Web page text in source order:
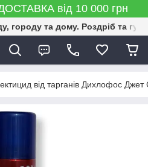
від 10 000 грн
городу та дому. Роздріб та
від тарганів Дихлофос